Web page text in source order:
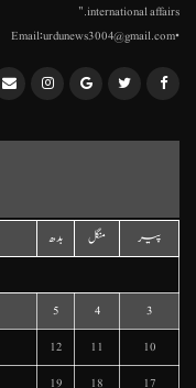
international affairs."
•Email:urdunews3004@gmail.com
پیر منگل بدھ
3
4
5
10
11
12
17
18
19